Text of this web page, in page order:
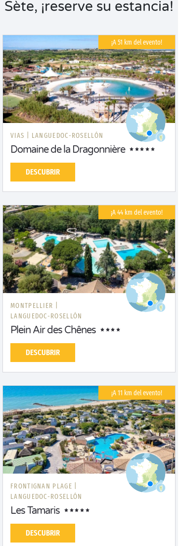
Sète, ¡reserve su estancia!
¡A 51 km del evento!
VIAS | LANGUEDOC-ROSELLÓN
Domaine de la Dragonnière
DESCUBRIR
¡A 44 km del evento!
MONTPELLIER |
LANGUEDOC-ROSELLÓN
Plein Air des Chênes
DESCUBRIR
¡A 11 km del evento!
FRONTIGNAN PLAGE |
LANGUEDOC-ROSELLÓN
Les Tamaris
DESCUBRIR